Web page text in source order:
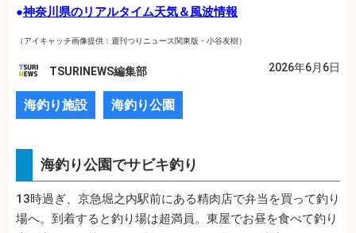
●神奈川県のリアルタイム天気＆風波情報
（アイキャッチ画像提供：週刊つりニュース関東版・小谷友樹）
TSURINEWS編集部 2026年6月6日
海釣り施設 海釣り公園
海釣り公園でサビキ釣り
13時過ぎ、京急堀之内駅前にある精肉店で弁当を買って釣り
場へ。到着すると釣り場は超満員。東屋でお昼を食べて釣り